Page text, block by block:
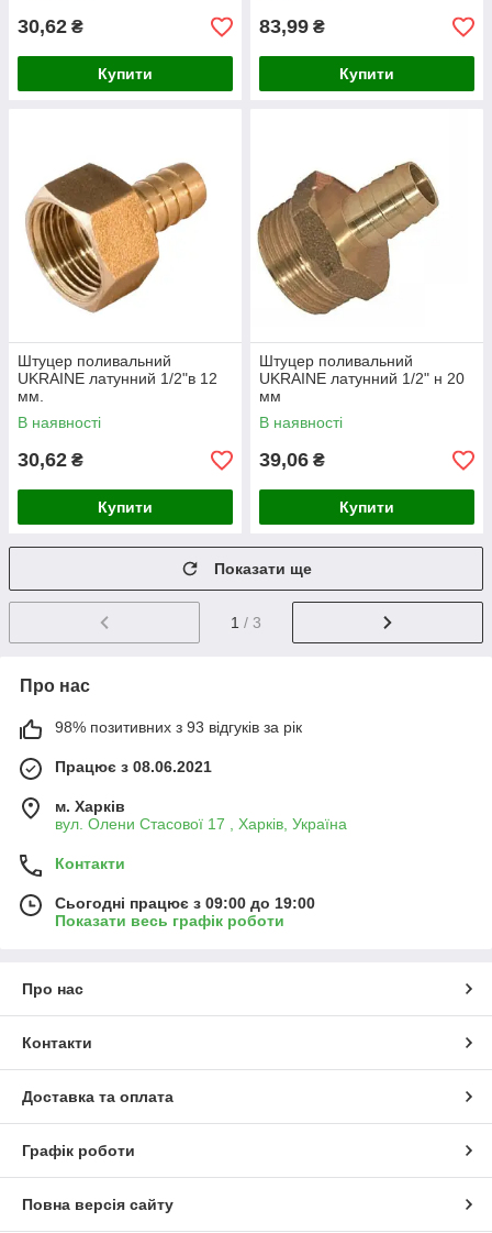
30,62 ₴
Купити
83,99 ₴
Купити
Штуцер поливальний
UKRAINE латунний 1/2"в 12
мм.
В наявності
30,62 ₴
Купити
Штуцер поливальний
UKRAINE латунний 1/2" н 20
мм
В наявності
39,06 ₴
Купити
Показати ще
1 / 3
Про нас
98% позитивних з 93 відгуків за рік
Працює з 08.06.2021
м. Харків
вул. Олени Стасової 17 , Харків, Україна
Контакти
Сьогодні працює з 09:00 до 19:00
Показати весь графік роботи
Про нас
Контакти
Доставка та оплата
Графік роботи
Повна версія сайту